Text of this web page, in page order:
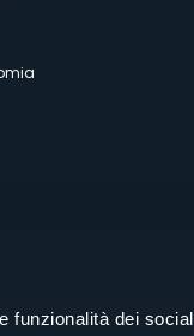
funzionalità dei social